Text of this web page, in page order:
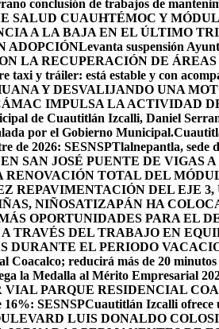
conclusión de trabajos de
CUAUHTÉMOC Y
A LA BAJA EN EL ÚLTIMO
ADOPCIÓNLevanta suspensión
LA RECUPERACIÓN DE
taxi y tráiler: está estable y con
Y DESVALIJANDO UNA
IMPULSA LA ACTIVIDAD
de Cuautitlán Izcalli, Daniel
por el Gobierno Municipal.
de 2026: SESNSPTlalnepantla, sede
SAN JOSÉ PUENTE DE VIGAS
TOTAL DEL
REPAVIMENTACIÓN DEL EJE
NIÑOSATIZAPÁN HA
OPORTUNIDADES PARA EL
TRAVÉS DEL TRABAJO EN
DURANTE EL PERIODO
reducirá más de 20 minutos
la Medalla al Mérito Empresarial
VIAL PARQUE RESIDENCIAL
16%: SESNSPCuautitlán Izcalli ofrece
LUIS DONALDO